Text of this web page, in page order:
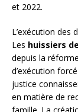
et 2022.
L’exécution des
Les huissiers
depuis la
d’exécution
justice
en matière de